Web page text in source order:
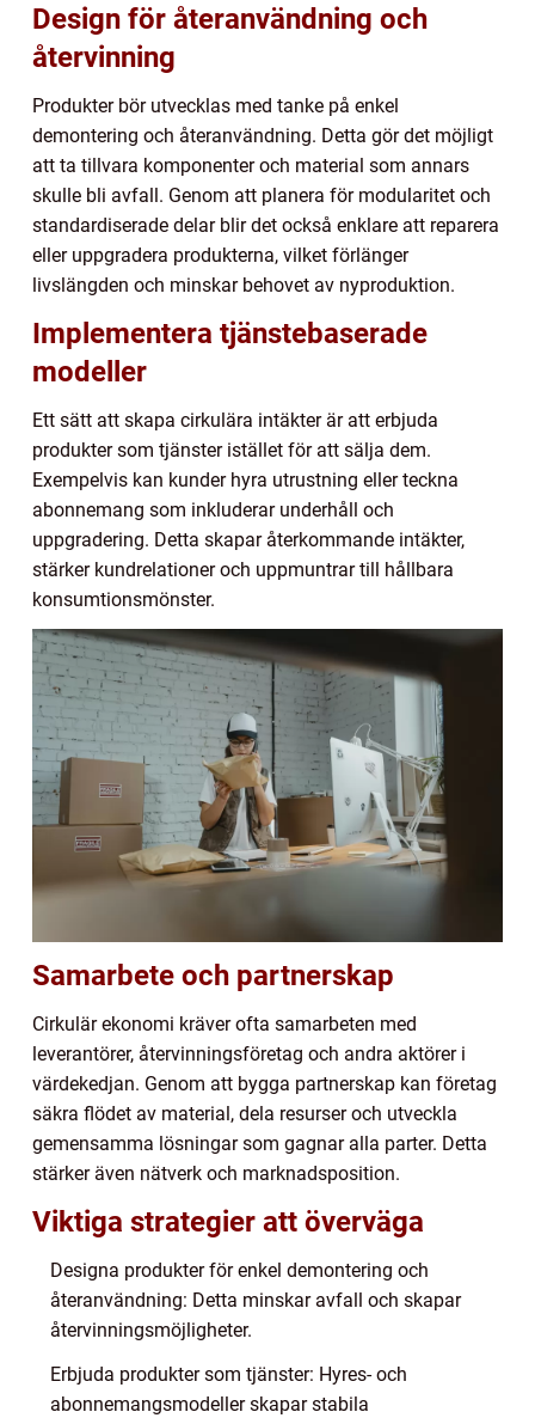
Design för återanvändning och
återvinning
Produkter bör utvecklas med tanke på enkel
demontering och återanvändning. Detta gör det möjligt
att ta tillvara komponenter och material som annars
skulle bli avfall. Genom att planera för modularitet och
standardiserade delar blir det också enklare att reparera
eller uppgradera produkterna, vilket förlänger
livslängden och minskar behovet av nyproduktion.
Implementera tjänstebaserade
modeller
Ett sätt att skapa cirkulära intäkter är att erbjuda
produkter som tjänster istället för att sälja dem.
Exempelvis kan kunder hyra utrustning eller teckna
abonnemang som inkluderar underhåll och
uppgradering. Detta skapar återkommande intäkter,
stärker kundrelationer och uppmuntrar till hållbara
konsumtionsmönster.
Samarbete och partnerskap
Cirkulär ekonomi kräver ofta samarbeten med
leverantörer, återvinningsföretag och andra aktörer i
värdekedjan. Genom att bygga partnerskap kan företag
säkra flödet av material, dela resurser och utveckla
gemensamma lösningar som gagnar alla parter. Detta
stärker även nätverk och marknadsposition.
Viktiga strategier att överväga
Designa produkter för enkel demontering och
återanvändning: Detta minskar avfall och skapar
återvinningsmöjligheter.
Erbjuda produkter som tjänster: Hyres- och
abonnemangsmodeller skapar stabila